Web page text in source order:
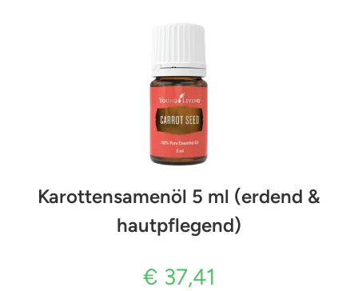
Karottensamenöl 5 ml (erdend &
hautpflegend)
€ 37,41